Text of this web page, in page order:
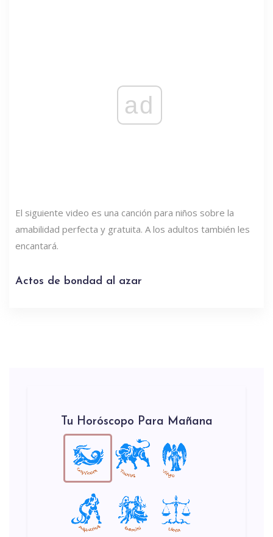
ad
El siguiente video es una canción para niños sobre la
amabilidad perfecta y gratuita. A los adultos también les
encantará.
Actos de bondad al azar
Tu Horóscopo Para Mañana